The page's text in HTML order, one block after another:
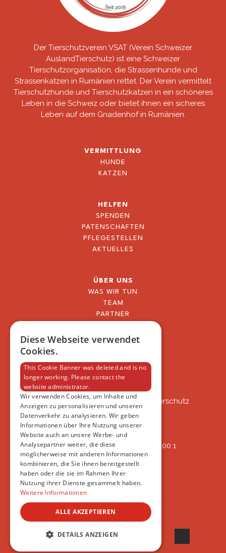
Der Tierschutzverein VSAT (Verein Schweizer
AuslandTierschutz) ist eine Schweizer
Tierschutzorganisation, die Strassenhunde und
Strassenkatzen in Rumänien rettet. Der Verein vermittelt
Tierschutzhunde und Tierschutzkatzen in ein schöneres
Leben in die Schweiz oder bietet ihnen ein sicheres
Leben auf dem Gnadenhof in Rumänien.
VERMITTLUNG
HUNDE
KATZEN
HELFEN
SPENDEN
PATENSCHAFTEN
PFLEGESTELLEN
AKTUELLES
ÜBER UNS
WAS WIR TUN
TEAM
PARTNER
FAQ
VSAT
VSAT - Verein Schweizer Auslandtierschutz
Oberlangnauerstrasse 13b
9562 Märwil
IBAN: CH82 00 78 4297 8786 7200 1
ERREICHBAR
AB 17:45
+41 44 594 66 25
© 2022 VSAT
Diese Webseite verwendet
Cookies.
This Cookie Banner was deleted and is no
longer working. Please contact the
website administrator.
Wir verwenden Cookies, um Inhalte und
Anzeigen zu personalisieren und unseren
Datenverkehr zu analysieren. Wir geben
Informationen über Ihre Nutzung unserer
Website auch an unsere Werbe- und
Analysepartner weiter, die diese
möglicherweise mit anderen Informationen
kombinieren, die Sie ihnen bereitgestellt
haben oder die sie im Rahmen Ihrer
Nutzung ihrer Dienste gesammelt haben.
Weitere Informationen
ALLE AKZEPTIEREN
DETAILS ANZEIGEN